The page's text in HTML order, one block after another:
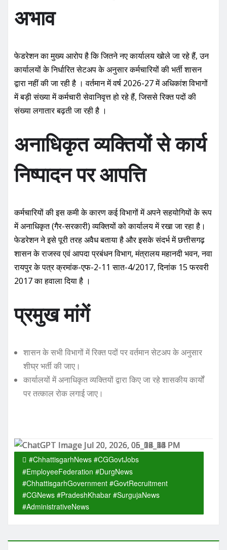
अभाव
फेडरेशन का मुख्य आरोप है कि जितने नए कार्यालय खोले जा रहे हैं, उन
कार्यालयों के निर्धारित सेटअप के अनुसार कर्मचारियों की भर्ती शासन
द्वारा नहीं की जा रही है । वर्तमान में वर्ष 2026-27 में अधिकांश विभागों
में बड़ी संख्या में कर्मचारी सेवानिवृत्त हो रहे हैं, जिससे रिक्त पदों की
संख्या लगातार बढ़ती जा रही है ।
अनाधिकृत व्यक्तियों से कार्य
निष्पादन पर आपत्ति
कर्मचारियों की इस कमी के कारण कई विभागों में अपने सहयोगियों के रूप
में अनाधिकृत (गैर-सरकारी) व्यक्तियों को कार्यालय में रखा जा रहा है।
फेडरेशन ने इसे पूरी तरह अवैध बताया है और इसके संदर्भ में छत्तीसगढ़
शासन के राजस्व एवं आपदा प्रबंधन विभाग, मंत्रालय महानदी भवन, नवा
रायपुर के पत्र क्रमांक-एफ-2-11 सात-4/2017, दिनांक 15 फरवरी
2017 का हवाला दिया है ।
प्रमुख मांगें
शासन के सभी विभागों में रिक्त पदों पर वर्तमान सेटअप के अनुसार
शीघ्र भर्ती की जाए।
कार्यालयों में अनाधिकृत व्यक्तियों द्वारा किए जा रहे शासकीय कार्यों
पर तत्काल रोक लगाई जाए।
#ChhattisgarhNews #CGGovtJobs
#EmployeeFederation #DurgNews
#ChhattisgarhGovernment #GovtRecruitment
#CGNews #PradeshKhabar #SurgujaNews
#AdministrativeNews